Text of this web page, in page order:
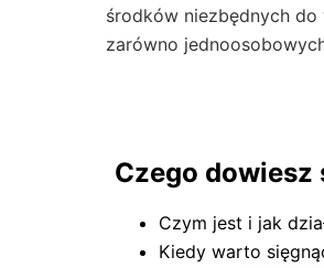
środków niezbędnych
zarówno
Czego dowiesz
Czym jest i jak
Kiedy warto